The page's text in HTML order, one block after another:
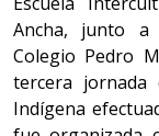
Ancha, junto a
Colegio Pedro
tercera
Indígena